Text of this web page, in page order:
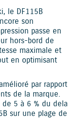
le DF115B
son
passe en
hors-bord de
maximale et
en optimisant
par rapport
de la marque.
5 à 6 % du dela
sur une plage de